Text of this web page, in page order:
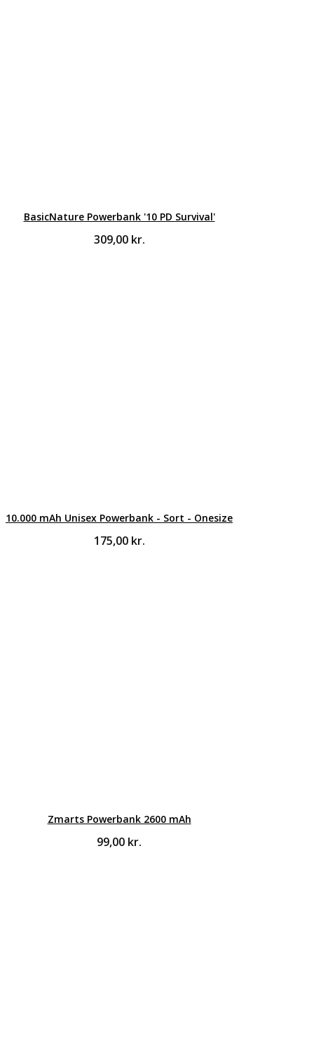
BasicNature Powerbank '10 PD Survival'
309,00 kr.
10.000 mAh Unisex Powerbank - Sort - Onesize
175,00 kr.
Zmarts Powerbank 2600 mAh
99,00 kr.